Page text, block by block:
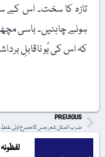
تازہ کا سخت۔ اس
ہونے چاہئیں۔ باسی
کہ اس کی بُو ناقابلِ
PREVIOUS
ضرب المثل شعر، جس کا مصرعِ اولیٰ غلط